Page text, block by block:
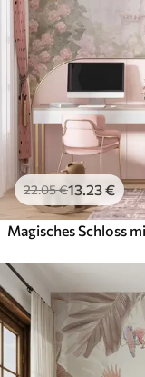
22.05€13 .23€